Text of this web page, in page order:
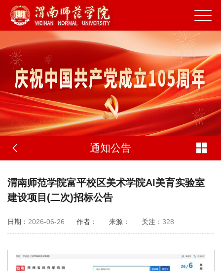
通知公告
渭南师范学院富平校区美术学院AI美育实验室
建设项目(二次)招标公告
日期： 2026-06-26 作者： 来源： 关注： 328